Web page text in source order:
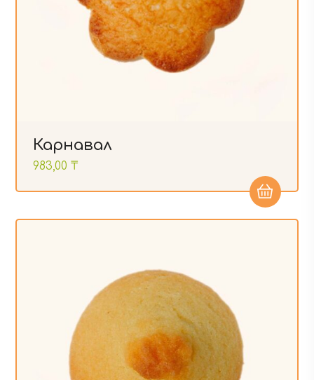
Карнавал
983,00₸